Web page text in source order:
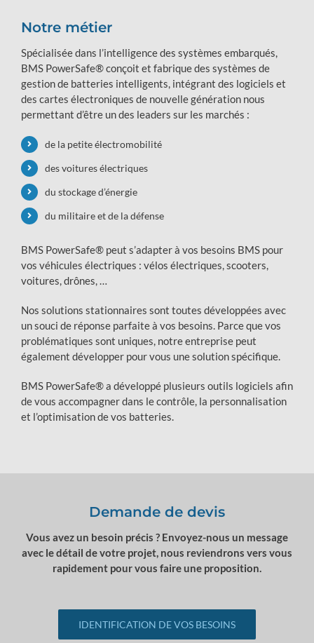
Notre métier
Spécialisée dans l’intelligence des systèmes embarqués,
BMS PowerSafe® conçoit et fabrique des systèmes de
gestion de batteries intelligents, intégrant des logiciels et
des cartes électroniques de nouvelle génération nous
permettant d’être un des leaders sur les marchés :
de la petite électromobilité
des voitures électriques
du stockage d’énergie
du militaire et de la défense
BMS PowerSafe® peut s’adapter à vos besoins BMS pour
vos véhicules électriques : vélos électriques, scooters,
voitures, drônes, …
Nos solutions stationnaires sont toutes développées avec
un souci de réponse parfaite à vos besoins. Parce que vos
problématiques sont uniques, notre entreprise peut
également développer pour vous une solution spécifique.
BMS PowerSafe® a développé plusieurs outils logiciels afin
de vous accompagner dans le contrôle, la personnalisation
et l’optimisation de vos batteries.
Demande de devis
Vous avez un besoin précis ? Envoyez-nous un message
avec le détail de votre projet, nous reviendrons vers vous
rapidement pour vous faire une proposition.
IDENTIFICATION DE VOS BESOINS